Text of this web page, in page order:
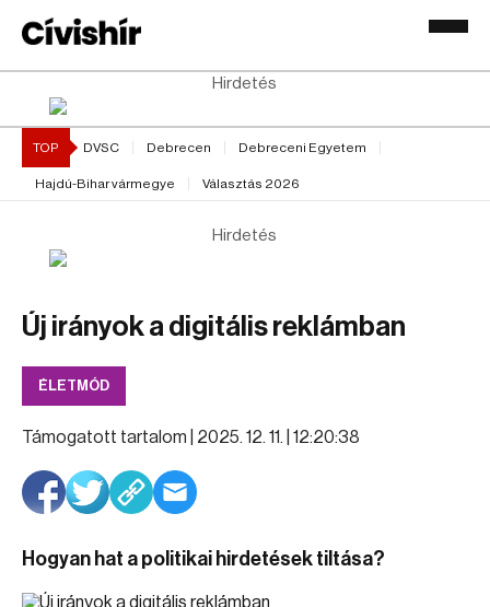
Hirdetés
TOP DVSC Debrecen Debreceni Egyetem
Hajdú-Bihar vármegye Választás 2026
Hirdetés
Új irányok a digitális reklámban
ÉLETMÓD
Támogatott tartalom | 2025. 12. 11. | 12:20:38
Hogyan hat a politikai hirdetések tiltása?